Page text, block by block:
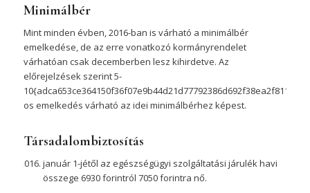
Minimálbér
Mint minden évben, 2016-ban is várható a minimálbér
emelkedése, de az erre vonatkozó kormányrendelet
várhatóan csak decemberben lesz kihirdetve. Az
előrejelzések szerint 5-
os emelkedés várható az idei minimálbérhez képest.
Társadalombiztosítás
január 1-jétől az egészségügyi szolgáltatási járulék havi
összege 6930 forintról 7050 forintra nő.